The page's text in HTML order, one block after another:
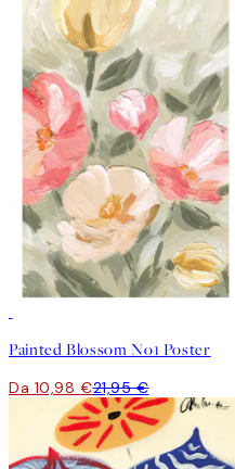
Painted Blossom No1 Poster
Da 10,98 €21,95 €